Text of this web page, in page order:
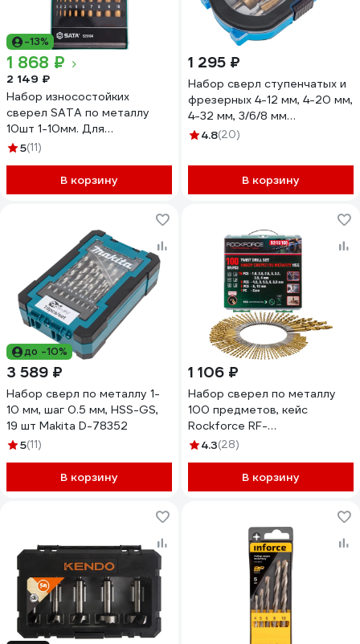
-13%
1 868 ₽
2 149 ₽
Набор износостойких
сверел SATA по металлу
10шт 1-10мм. Для
интенсивного сверления.
5(11)
В корзину
1 295 ₽
Набор сверл ступенчатых и
фрезерных 4-12 мм, 4-20 мм,
4-32 мм, 3/6/8 мм
vertextools 4-12-368
4.8(20)
В корзину
до -10%
3 589 ₽
Набор сверл по металлу 1-
10 мм, шаг 0.5 мм, HSS-GS,
19 шт Makita D-78352
5(11)
В корзину
1 106 ₽
Набор сверел по металлу
100 предметов, кейс
Rockforce RF-
924U100(57272)
4.3(28)
В корзину